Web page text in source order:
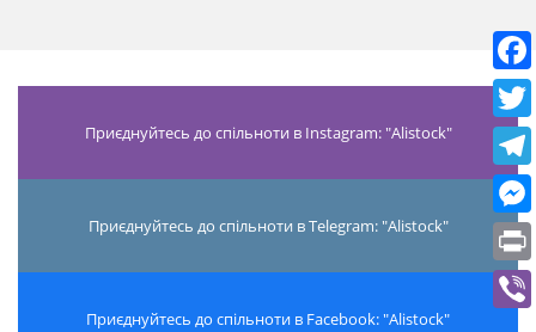
Приєднуйтесь до спільноти в Instagram: "Alistock"
Приєднуйтесь до спільноти в Telegram: "Alistock"
Приєднуйтесь до спільноти в Facebook: "Alistock"